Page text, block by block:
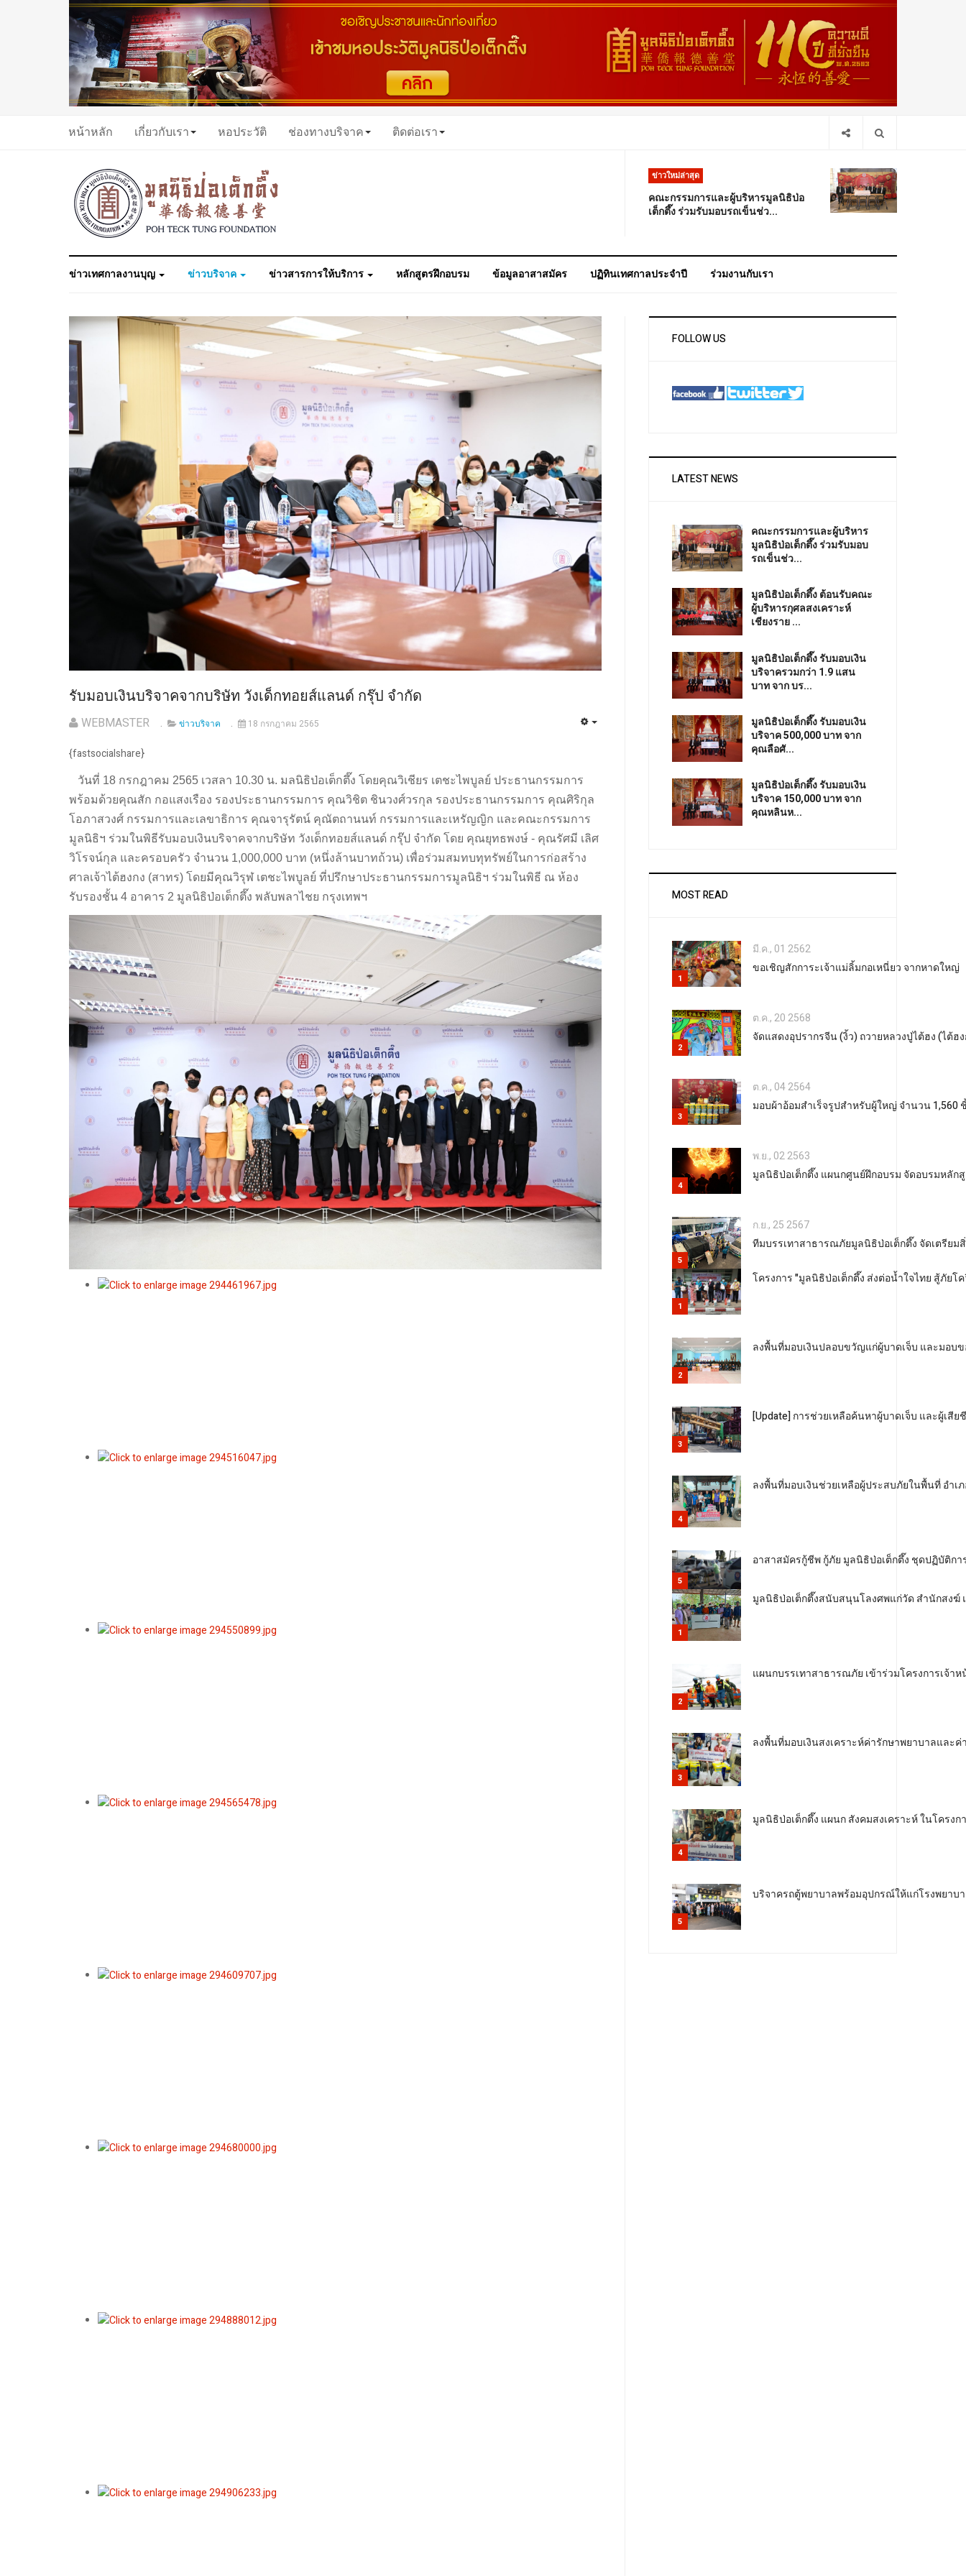
หน้าหลัก เกี่ยวกับเรา หอประวัติ ช่องทางบริจาค ติดต่อเรา
ข่าวใหม่ล่าสุด
คณะกรรมการและผู้บริหารมูลนิธิป่อ
เต็กตึ๊ง ร่วมรับมอบรถเข็นช่ว...
ข่าวเทศกาลงานบุญ ข่าวบริจาค ข่าวสารการให้บริการ หลักสูตรฝึกอบรม ข้อมูลอาสาสมัคร ปฏิทินเทศกาลประจำปี ร่วมงานกับเรา
รับมอบเงินบริจาคจากบริษัท วังเด็กทอยส์แลนด์ กรุ๊ป จำกัด
WEBMASTER ข่าวบริจาค 18 กรกฎาคม 2565
{fastsocialshare}
วันที่ 18 กรกฎาคม 2565 เวสลา 10.30 น. มลนิธิป่อเต็กตึ๊ง โดยคุณวิเชียร เตชะไพบูลย์ ประธานกรรมการ
พร้อมด้วยคุณสัก กอแสงเรือง รองประธานกรรมการ คุณวิชิต ชินวงศ์วรกุล รองประธานกรรมการ คุณศิริกุล
โอภาสวงศ์ กรรมการและเลขาธิการ คุณจารุรัตน์ คุณัตถานนท์ กรรมการและเหรัญญิก และคณะกรรมการ
มูลนิธิฯ ร่วมในพิธีรับมอบเงินบริจาคจากบริษัท วังเด็กทอยส์แลนด์ กรุ๊ป จำกัด โดย คุณยุทธพงษ์ - คุณรัศมี เลิศ
วิโรจน์กุล และครอบครัว จำนวน 1,000,000 บาท (หนึ่งล้านบาทถ้วน) เพื่อร่วมสมทบทุทรัพย์ในการก่อสร้าง
ศาลเจ้าไต้ฮงกง (สาทร) โดยมีคุณวิรุฬ เตชะไพบูลย์ ที่ปรึกษาประธานกรรมการมูลนิธิฯ ร่วมในพิธี ณ ห้อง
รับรองชั้น 4 อาคาร 2 มูลนิธิป่อเต็กตึ๊ง พลับพลาไชย กรุงเทพฯ
FOLLOW US
LATEST NEWS
คณะกรรมการและผู้บริหาร
มูลนิธิป่อเต็กตึ๊ง ร่วมรับมอบ
รถเข็นช่ว...
มูลนิธิป่อเต็กตึ๊ง ต้อนรับคณะ
ผู้บริหารกุศลสงเคราะห์
เชียงราย ...
มูลนิธิป่อเต็กตึ๊ง รับมอบเงิน
บริจาครวมกว่า 1.9 แสน
บาท จาก บร...
มูลนิธิป่อเต็กตึ๊ง รับมอบเงิน
บริจาค 500,000 บาท จาก
คุณลือศั...
มูลนิธิป่อเต็กตึ๊ง รับมอบเงิน
บริจาค 150,000 บาท จาก
คุณหลินห...
MOST READ
1
มี.ค., 01 2562
ขอเชิญสักการะเจ้าแม่ลิ้มกอเหนี่ยว จากหาดใหญ่
2
ต.ค., 20 2568
จัดแสดงอุปรากรจีน (งิ้ว) ถวายหลวงปู่ไต้ฮง (ไต้ฮ
3
ต.ค., 04 2564
มอบผ้าอ้อมสำเร็จรูปสำหรับผู้ใหญ่ จำนวน
4
พ.ย., 02 2563
มูลนิธิป่อเต็กตึ๊ง แผนกศูนย์ฝึกอบรม จัดอบรมหลักสู
5
ก.ย., 25 2567
ทีมบรรเทาสาธารณภัยมูลนิธิป่อเต็กตึ๊ง จัดเตรียม
1
โครงการ "มูลนิธิป่อเต็กตึ๊ง ส่งต่อน้ำใจไทย สู้ภัย
2
ลงพื้นที่มอบเงินปลอบขวัญแก่ผู้บาดเจ็บ และมอบ
3
[Update] การช่วยเหลือค้นหาผู้บาดเจ็บ และผู้เสี
4
ลงพื้นที่มอบเงินช่วยเหลือผู้ประสบภัยในพื้นที่ อำเ
5
อาสาสมัครกู้ชีพ กู้ภัย มูลนิธิป่อเต็กตึ๊ง ชุดปฏิบัติกา
1
มูลนิธิป่อเต็กตึ๊งสนับสนุนโลงศพแก่วัด สำนักสงฆ์
2
แผนกบรรเทาสาธารณภัย เข้าร่วมโครงการเจ้า
3
ลงพื้นที่มอบเงินสงเคราะห์ค่ารักษาพยาบาลและ
4
มูลนิธิป่อเต็กตึ๊ง แผนก สังคมสงเคราะห์ ในโครงก
5
บริจาครถตู้พยาบาลพร้อมอุปกรณ์ให้แก่โรงพยาบ